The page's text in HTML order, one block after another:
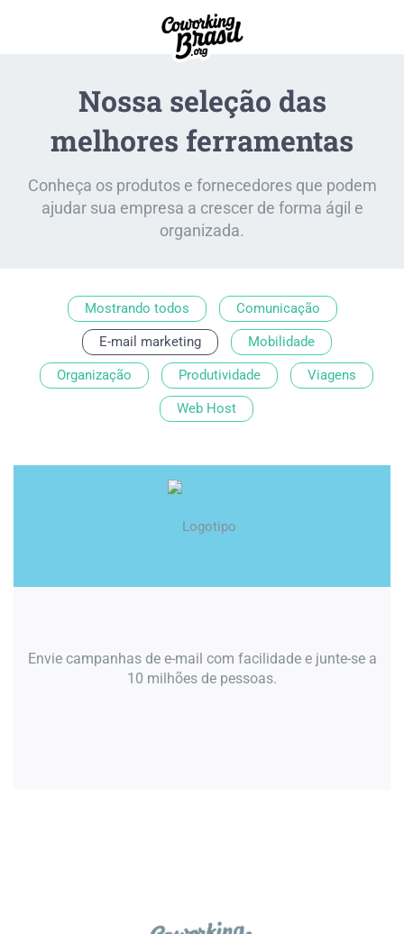
Nossa seleção das
melhores ferramentas
Conheça os produtos e fornecedores que podem
ajudar sua empresa a crescer de forma ágil e
organizada.
Mostrando todos Comunicação
E-mail marketing Mobilidade
Organização Produtividade Viagens
Web Host
Envie campanhas de e-mail com facilidade e junte-se a
10 milhões de pessoas.